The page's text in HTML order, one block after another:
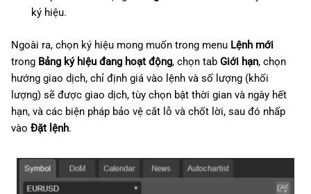
ký hiệu.
Ngoài ra, chọn ký hiệu mong muốn trong menu Lệnh mới
trong Bảng ký hiệu đang hoạt động, chọn tab Giới hạn, chọn
hướng giao dịch, chỉ định giá vào lệnh và số lượng (khối
lượng) sẽ được giao dịch, tùy chọn bật thời gian và ngày hết
hạn, và các biện pháp bảo vệ cắt lỗ và chốt lời, sau đó nhấp
vào Đặt lệnh.